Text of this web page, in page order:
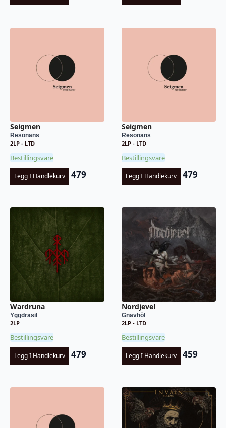
Seigmen
Resonans
2LP - LTD
Bestillingsvare
Legg I Handlekurv 479
Seigmen
Resonans
2LP - LTD
Bestillingsvare
Legg I Handlekurv 479
Wardruna
Yggdrasil
2LP
Bestillingsvare
Legg I Handlekurv 479
Nordjevel
Gnavhòl
2LP - LTD
Bestillingsvare
Legg I Handlekurv 459